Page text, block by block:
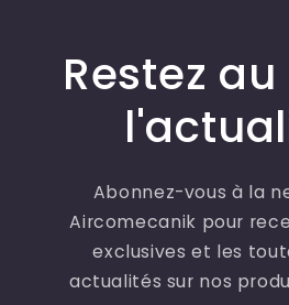
Restez
Abonnez-vous à la
Aircomecanik pour
exclusives et les
actualités sur nos